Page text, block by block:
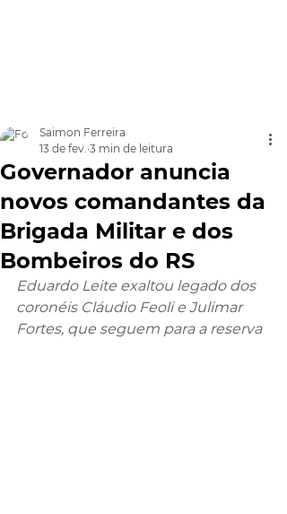
Governador anuncia
novos comandantes da
Brigada Militar e dos
Bombeiros do RS
Saimon Ferreira
13 de fev. 3 min de leitura
Eduardo Leite exaltou legado dos
coronéis Cláudio Feoli e Julimar
Fortes, que seguem para a reserva